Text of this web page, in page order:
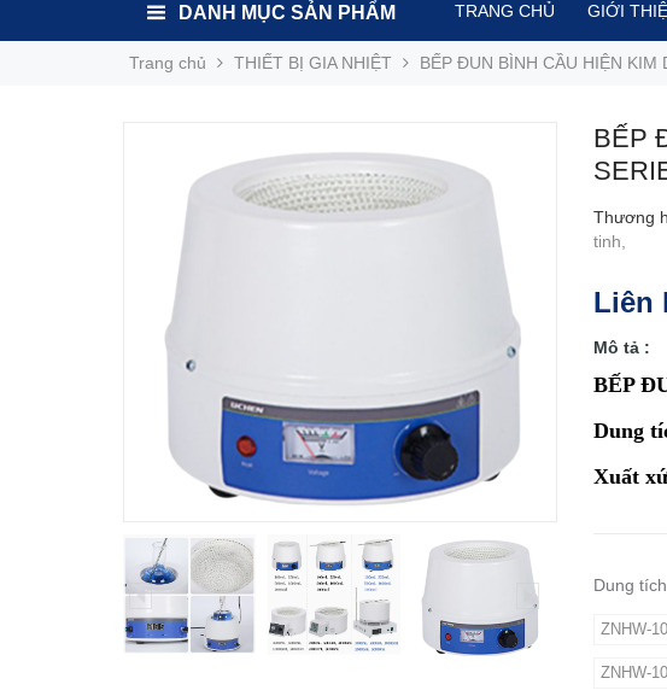
DANH MỤC SẢN PHẨM TRANG CHỦ GIỚI
Trang chủ THIẾT BỊ GIA NHIỆT BẾP ĐUN BÌNH CẦU HIỆN KIM
BẾP
Thương
tinh,
Liên
Mô tả :
BẾP
Dung
Xuất
Dung tích
ZNHW-
ZNHW-